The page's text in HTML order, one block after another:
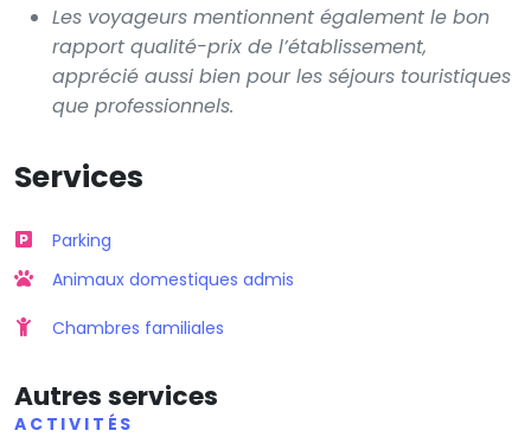
Les voyageurs mentionnent également le bon
rapport qualité-prix de l’établissement,
apprécié aussi bien pour les séjours touristiques
que professionnels.
Services
Parking
Animaux domestiques admis
Chambres familiales
Autres services
ACTIVITÉS